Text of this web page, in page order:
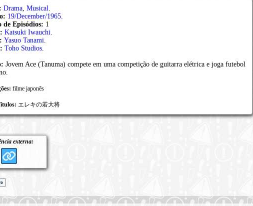
Drama, Musical.
19/December/1965.
de Episódios: 1
Katsuki Iwauchi.
Yasuo Tanami.
Toho Studios.
Jovem Ace (Tanuma) compete em uma competição de guitarra elétrica e joga futebol
filme japonês
エレキの若大将
externa: